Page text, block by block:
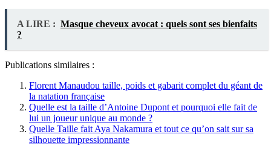
A LIRE : Masque cheveux avocat : quels sont ses bienfaits
?
Publications similaires :
Florent Manaudou taille, poids et gabarit complet du géant de
la natation française
Quelle est la taille d’Antoine Dupont et pourquoi elle fait de
lui un joueur unique au monde ?
Quelle Taille fait Aya Nakamura et tout ce qu’on sait sur sa
silhouette impressionnante